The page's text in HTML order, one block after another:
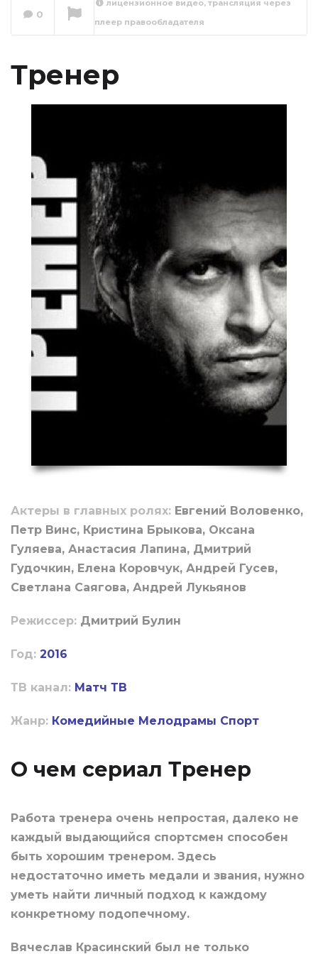
0
лицензионное видео, трансляция через
плеер правообладателя
Тренер
Актеры в главных ролях: Евгений Воловенко,
Петр Винс, Кристина Брыкова, Оксана
Гуляева, Анастасия Лапина, Дмитрий
Гудочкин, Елена Коровчук, Андрей Гусев,
Светлана Саягова, Андрей Лукьянов
Режиссер: Дмитрий Булин
Год: 2016
ТВ канал: Матч ТВ
Жанр: Комедийные Мелодрамы Спорт
О чем сериал Тренер
Работа тренера очень непростая, далеко не
каждый выдающийся спортсмен способен
быть хорошим тренером. Здесь
недостаточно иметь медали и звания, нужно
уметь найти личный подход к каждому
конкретному подопечному.
Вячеслав Красинский был не только